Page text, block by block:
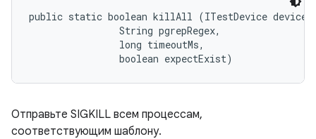
public static boolean killAll (ITestDevice
                String pgrepRegex,
                long timeoutMs,
                boolean expectExist)
Отправьте SIGKILL всем процессам,
соответствующим шаблону.